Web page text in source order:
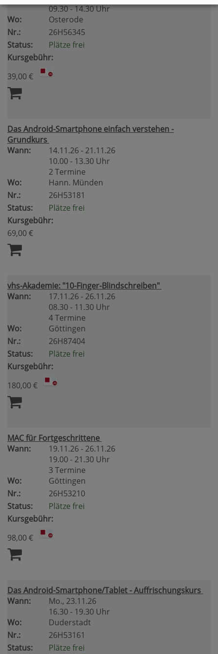
09.30 - 14.30 Uhr
Wo:
Osterode
Nr.:
26H56345
Status:
Plätze frei
Kursgebühr:
39,00 €
Das Android-Smartphone einfach verstehen -
Grundkurs
Wann:
14.11.26 - 21.11.26
10.00 - 13.30 Uhr
2 Termine
Wo:
Hann. Münden
Nr.:
26H53181
Status:
Plätze frei
Kursgebühr:
69,00 €
vhs-Akademie: "10-Finger-Blindschreiben"
Wann:
17.11.26 - 26.11.26
08.30 - 11.30 Uhr
4 Termine
Wo:
Göttingen
Nr.:
26H87404
Status:
Plätze frei
Kursgebühr:
180,00 €
MAC für Fortgeschrittene
Wann:
19.11.26 - 26.11.26
19.00 - 21.30 Uhr
3 Termine
Wo:
Göttingen
Nr.:
26H53210
Status:
Plätze frei
Kursgebühr:
98,00 €
Das Android-Smartphone/Tablet - Auffrischungskurs
Wann:
Mo., 23.11.26
16.30 - 19.30 Uhr
Wo:
Duderstadt
Nr.:
26H53161
Status:
Plätze frei